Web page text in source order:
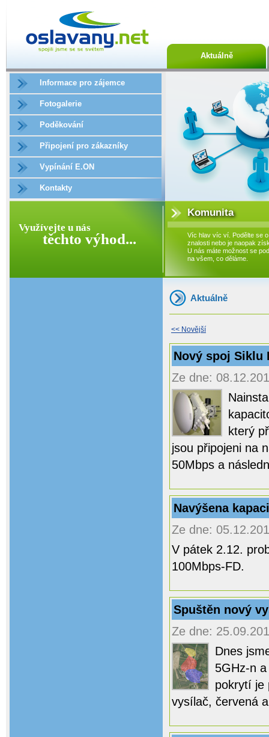
Aktuálně
Informace pro zájemce
Fotogalerie
Poděkování
Připojení pro zákazníky
Vypínání E.ON
Kontakty
Využívejte u nás
těchto výhod...
Komunita
Víc hlav víc ví. Podělte se o
znalosti nebo je naopak
U nás máte možnost se
na všem, co děláme.
Aktuálně
<< Novější
Nový spoj Siklu
Ze dne:
který
jsou připojeni na
50Mbps a
Navýšena
Ze dne:
V pátek 2.12.
100Mbps-FD.
Spuštěn nový
Ze dne:
Dnes
5GHz-n
pokrytí je
vysílač, červená